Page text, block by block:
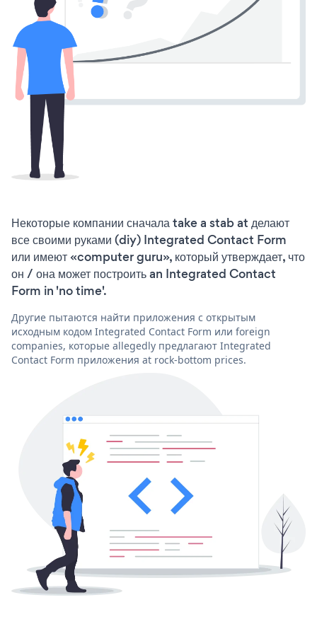
Некоторые компании сначала take a stab at делают
все своими руками (diy) Integrated Contact Form
или имеют «computer guru», который утверждает, что
он / она может построить an Integrated Contact
Form in 'no time'.
Другие пытаются найти приложения с открытым
исходным кодом Integrated Contact Form или foreign
companies, которые allegedly предлагают Integrated
Contact Form приложения at rock-bottom prices.